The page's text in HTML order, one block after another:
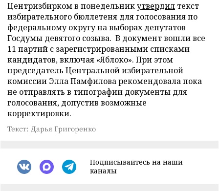
Центризбирком в понедельникутвердил текст
избирательного бюллетеня для голосования по
федеральному округу на выборах депутатов
Госдумы девятого созыва. В документ вошли все
11 партий с зарегистрированными списками
кандидатов, включая «Яблоко». При этом
председатель Центральной избирательной
комиссии Элла Памфилова рекомендовала пока
не отправлять в типографии документы для
голосования, допустив возможные
корректировки.
Текст: Дарья Григоренко
Подписывайтесь на наши
каналы